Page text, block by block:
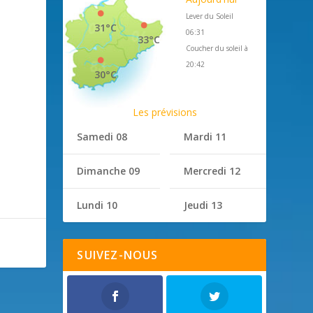
33°C
31°C
30°C
Lever du Soleil
06:31
Coucher du soleil à
20:42
Les prévisions
Samedi 08
Dimanche 09
Lundi 10
Mardi 11
Mercredi 12
Jeudi 13
SUIVEZ-NOUS